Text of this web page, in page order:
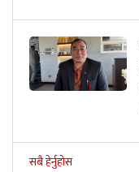
सबै हेर्नुहोस